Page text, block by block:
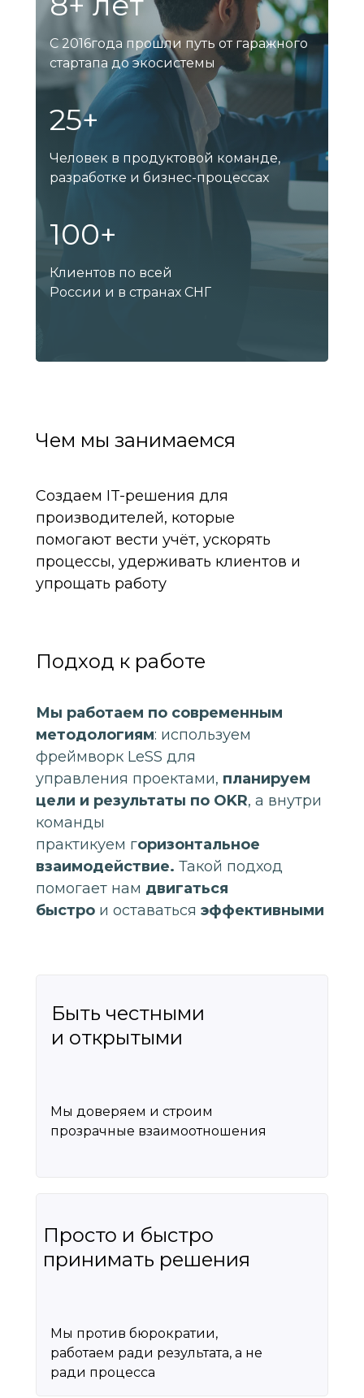
Клиентов по всей
России и в странах СНГ
100+
25+
Человек в продуктовой команде,
разработке и бизнес-процессах
С 2016года прошли путь от гаражного
стартапа до экосистемы
Просто и быстро
принимать решения
Быть честными
и открытыми
Мы против бюрократии,
работаем ради результата, а не
ради процесса
Мы доверяем и строим
прозрачные взаимоотношения
Подход к работе
Чем мы занимаемся
Мы работаем по современным
методологиям: используем
фреймворк LeSS для
управления проектами, планируем
цели и результаты по OKR, а внутри
команды
практикуем горизонтальное
взаимодействие. Такой подход
помогает нам двигаться
быстро и оставаться эффективными
Создаем IT-решения для
производителей, которые
помогают вести учёт, ускорять
процессы, удерживать клиентов и
упрощать работу